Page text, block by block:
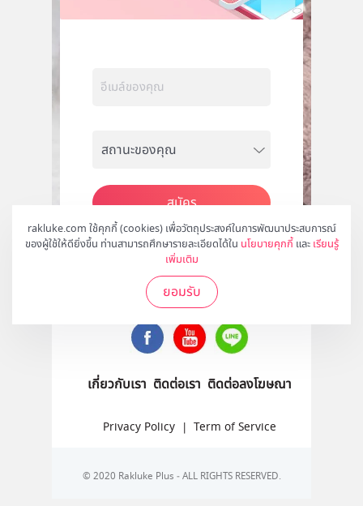
rakluke.com ใช้คุกกี้ (cookies) เพื่อวัตถุประสงค์ในการพัฒนาประสบการณ์
ของผู้ใช้ให้ดียิ่งขึ้น ท่านสามารถศึกษารายละเอียดได้ใน นโยบายคุกกี้ และ เรียนรู้
เพิ่มเติม
ยอมรับ
สมัคร
ติดตามเราได้ที่
เกี่ยวกับเรา ติดต่อเรา ติดต่อลงโฆษณา
Privacy Policy | Term of Service
© 2020 Rakluke Plus - ALL RIGHTS RESERVED.